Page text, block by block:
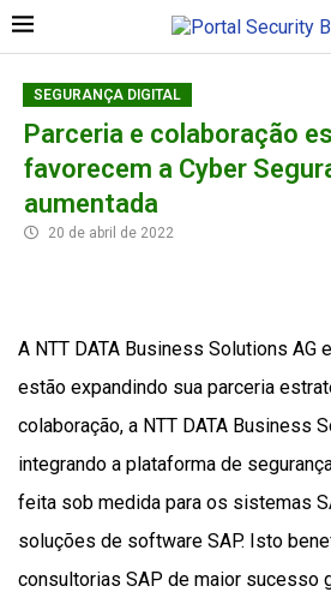
SEGURANÇA DIGITAL
Parceria e colaboração
favorecem a Cyber
aumentada
20 de abril de 2022
A NTT DATA Business Solutions AG
estão expandindo sua parceria
colaboração, a NTT DATA Business
integrando a plataforma de
feita sob medida para os sistemas
soluções de software SAP. Isto
consultorias SAP de maior sucesso